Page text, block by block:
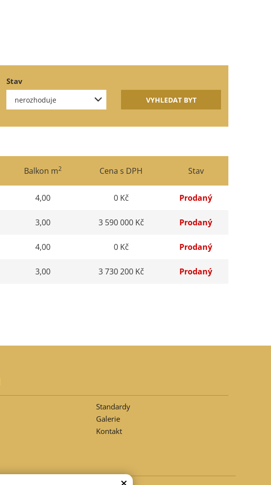
Stav
Balkon m2 Cena s DPH Stav
4,00 0 Kč Prodaný
3,00 3 590 000 Kč Prodaný
4,00 0 Kč Prodaný
3,00 3 730 200 Kč Prodaný
Standardy
Galerie
Kontakt